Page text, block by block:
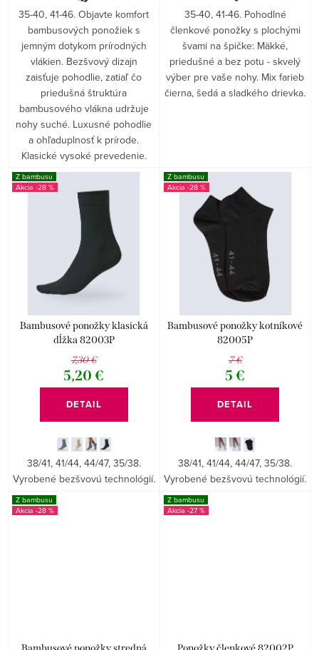
35-40, 41-46. Objavte komfort
bambusových ponožiek s
jemným dotykom prírodných
vlákien. Bezšvový dizajn
zaisťuje pohodlie, zatiaľ čo
priedušná štruktúra
bambusového vlákna udržuje
nohy suché. Luxusné pohodlie
a ohľaduplnosť k prírode.
Klasické vysoké prevedenie.
35-40, 41-46. Pohodlné
členkové ponožky s plochými
švami na špičke: Mäkké,
priedušné a bez potu - skvelý
výber pre vaše nohy. Mix farieb
čierna, šedá a sladkého drievka.
Z bambusu
-28 %
Bambusové ponožky klasická
dĺžka 82003P
7,30 €
5,20 €
DETAIL
38/41, 41/44, 44/47, 35/38.
Vyrobené bezšvovú technológií.
Z bambusu
-28 %
Bambusové ponožky kotníkové
82005P
7 €
5 €
DETAIL
38/41, 41/44, 44/47, 35/38.
Vyrobené bezšvovú technológií.
Z bambusu
-28 %
Z bambusu
-27 %